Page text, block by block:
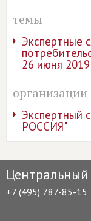
темы
Экспертные
26 июня 2019
организации
Экспертный
РОССИЯ"
+7 (495) 787-85-15